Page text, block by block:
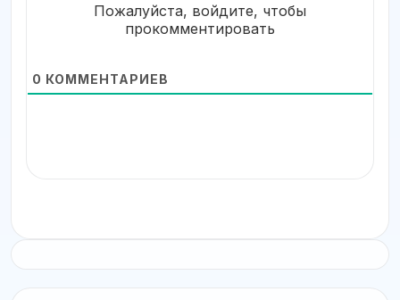
Пожалуйста, войдите, чтобы
прокомментировать
0 КОММЕНТАРИЕВ